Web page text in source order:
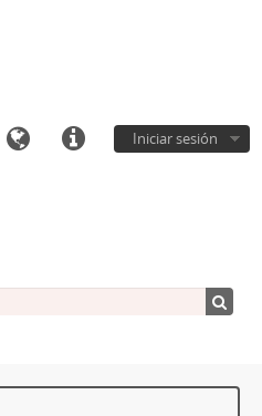
Iniciar sesión